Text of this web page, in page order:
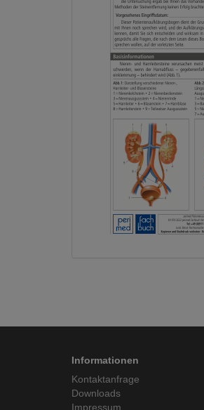
Informationen
Kontaktanfrage
Downloads
Impressum